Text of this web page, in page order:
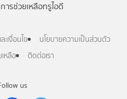
us
ารช่วยเหลือทรูไอดี
เงื่อนไข
นโยบายความเป็นส่วนตัว
หลือ
ติดต่อเรา